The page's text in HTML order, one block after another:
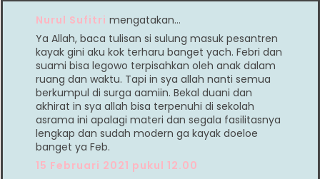
Nurul Sufitri mengatakan…
Ya Allah, baca tulisan si sulung masuk pesantren
kayak gini aku kok terharu banget yach. Febri dan
suami bisa legowo terpisahkan oleh anak dalam
ruang dan waktu. Tapi in sya allah nanti semua
berkumpul di surga aamiin. Bekal duani dan
akhirat in sya allah bisa terpenuhi di sekolah
asrama ini apalagi materi dan segala fasilitasnya
lengkap dan sudah modern ga kayak doeloe
banget ya Feb.
15 Februari 2021 pukul 12.00